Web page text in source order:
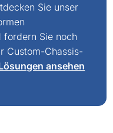
Sie unser
fordern Sie noch
Custom-Chassis-
ansehen